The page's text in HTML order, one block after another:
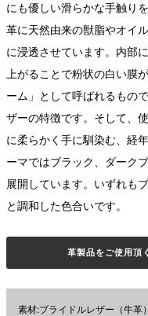
にも優しい滑らかな手触り
革に天然由来の獣脂やオイ
に浸透させています。内部
上がることで粉状の白い膜
ーム」として呼ばれるもの
ザーの特徴です。そして、
に柔らかく手に馴染む、経
ーマではブラック、ダーク
展開しています。いずれも
と調和した色合いです。
革製品をご使用頂
素材:ブライドルレザー（牛革）